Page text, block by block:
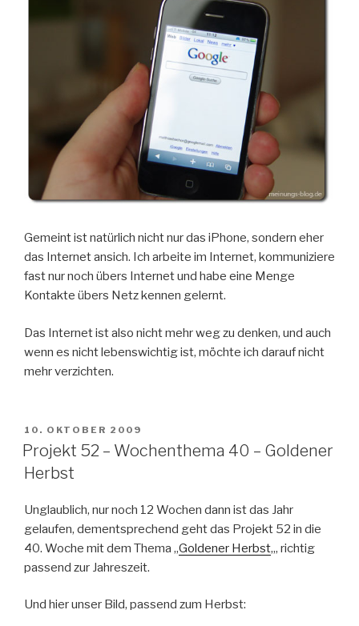
Gemeint ist natürlich nicht nur das iPhone, sondern eher
das Internet ansich. Ich arbeite im Internet, kommuniziere
fast nur noch übers Internet und habe eine Menge
Kontakte übers Netz kennen gelernt.
Das Internet ist also nicht mehr weg zu denken, und auch
wenn es nicht lebenswichtig ist, möchte ich darauf nicht
mehr verzichten.
VERÖFFENTLICHT
AM
10. OKTOBER 2009
Projekt 52 – Wochenthema 40 – Goldener
Herbst
Unglaublich, nur noch 12 Wochen dann ist das Jahr
gelaufen, dementsprechend geht das Projekt 52 in die
40. Woche mit dem Thema „Goldener Herbst„, richtig
passend zur Jahreszeit.
Und hier unser Bild, passend zum Herbst: